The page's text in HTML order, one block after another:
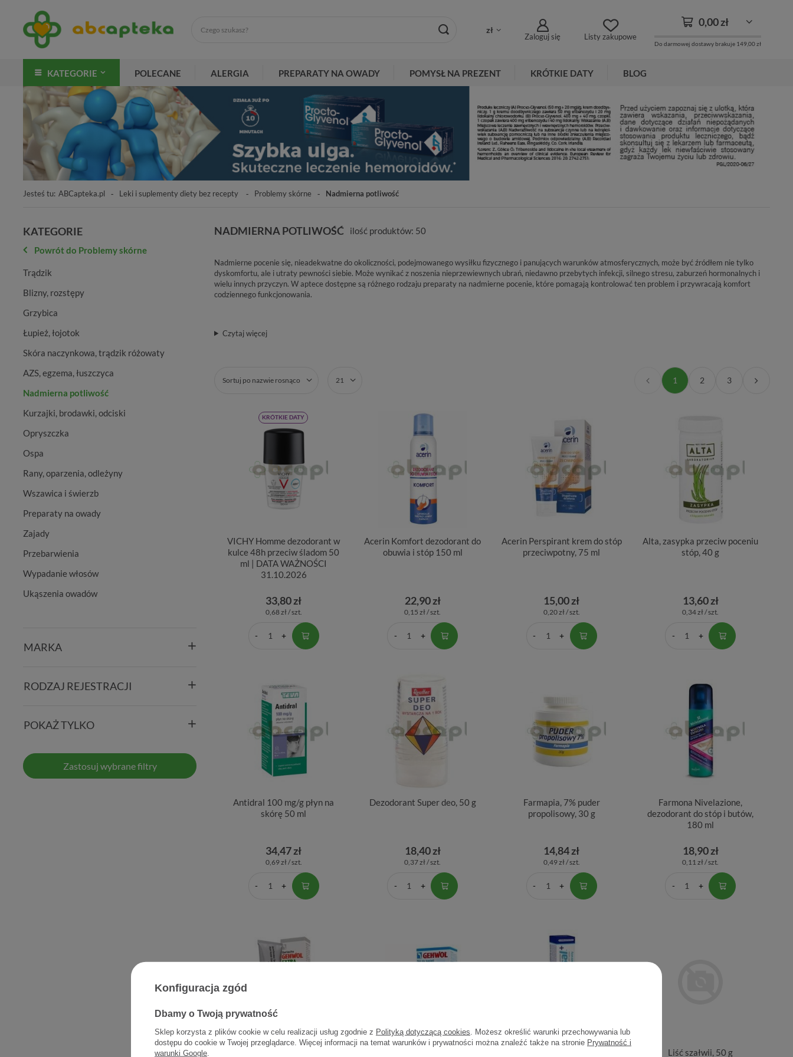
zł
Zaloguj się Listy zakupowe
0,00 zł
Do darmowej dostawy brakuje 149,00 zł
KATEGORIE POLECANE ALERGIA PREPARATY NA OWADY POMYSŁ NA PREZENT KRÓTKIE DATY BLOG
Jesteś tu: ABCapteka.pl Leki i suplementy diety bez recepty Problemy skórne Nadmierna potliwość
KATEGORIE
Powrót do Problemy skórne
Trądzik
Blizny, rozstępy
Grzybica
Łupież, łojotok
Skóra naczynkowa, trądzik różowaty
AZS, egzema, łuszczyca
Nadmierna potliwość
Kurzajki, brodawki, odciski
Opryszczka
Ospa
Rany, oparzenia, odleżyny
Wszawica i świerzb
Preparaty na owady
Zajady
Przebarwienia
Wypadanie włosów
Ukąszenia owadów
MARKA
RODZAJ REJESTRACJI
POKAŻ TYLKO
Zastosuj wybrane filtry
NADMIERNA POTLIWOŚĆ ilość produktów: 50
Nadmierne pocenie się, nieadekwatne do okoliczności, podejmowanego wysiłku fizycznego i panujących warunków atmosferycznych, może być źródłem nie tylko
dyskomfortu, ale i utraty pewności siebie. Może wynikać z noszenia nieprzewiewnych ubrań, niedawno przebytych infekcji, silnego stresu, zaburzeń hormonalnych i
wielu innych przyczyn. W aptece dostępne są różnego rodzaju preparaty na nadmierne pocenie, które pomagają kontrolować ten problem i przywracają komfort
codziennego funkcjonowania.
Czytaj więcej
Sortuj po nazwie rosnąco 21 1 2 3
KRÓTKIE DATY
VICHY Homme dezodorant w
kulce 48h przeciw śladom 50
ml | DATA WAŻNOŚCI
31.10.2026
33,80 zł
0,68 zł / szt.
Acerin Komfort dezodorant do
obuwia i stóp 150 ml
22,90 zł
0,15 zł / szt.
Acerin Perspirant krem do stóp
przeciwpotny, 75 ml
15,00 zł
0,20 zł / szt.
Alta, zasypka przeciw poceniu
stóp, 40 g
13,60 zł
0,34 zł / szt.
Antidral 100 mg/g płyn na
skórę 50 ml
34,47 zł
0,69 zł / szt.
Dezodorant Super deo, 50 g
18,40 zł
0,37 zł / szt.
Farmapia, 7% puder
propolisowy, 30 g
14,84 zł
0,49 zł / szt.
Farmona Nivelazione,
dezodorant do stóp i butów,
180 ml
18,90 zł
0,11 zł / szt.
Liść szałwii, 50 g
Konfiguracja zgód
Dbamy o Twoją prywatność
Sklep korzysta z plików cookie w celu realizacji usług zgodnie z Polityką dotyczącą cookies . Możesz określić warunki przechowywania lub
dostępu do cookie w Twojej przeglądarce. Więcej informacji na temat warunków i prywatności można znaleźć także na stronie Prywatność i
warunki Google